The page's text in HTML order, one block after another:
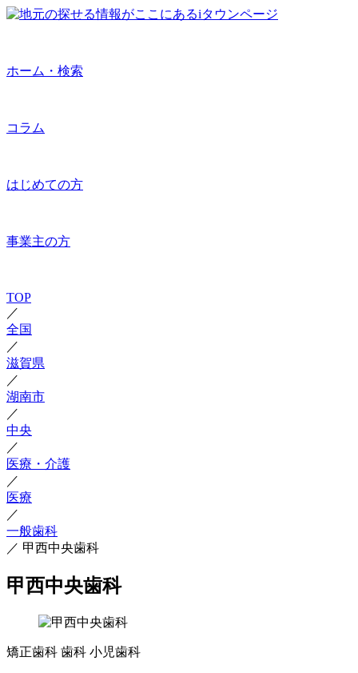
ホーム・検索
コラム
はじめての方
事業主の方
TOP
／
全国
／
滋賀県
／
湖南市
／
中央
／
医療・介護
／
医療
／
一般歯科
／ 甲西中央歯科
甲西中央歯科
矯正歯科 歯科 小児歯科